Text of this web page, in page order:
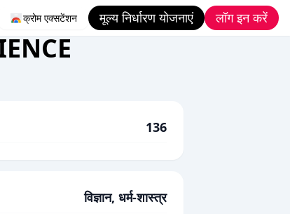
क्रोम एक्सटेंशन मूल्य निर्धारण योजनाएं लॉग इन करें
136
विज्ञान, धर्म-शास्त्र